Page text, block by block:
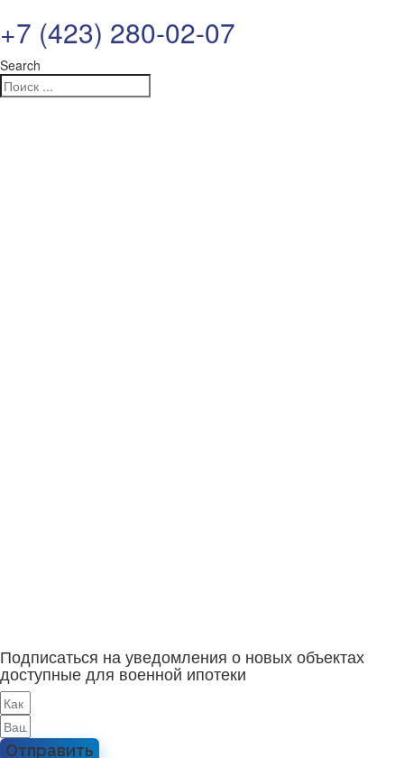
+7 (423) 280-02-07
Search
Подписаться на уведомления о новых объектах
доступные для военной ипотеки
Отправить